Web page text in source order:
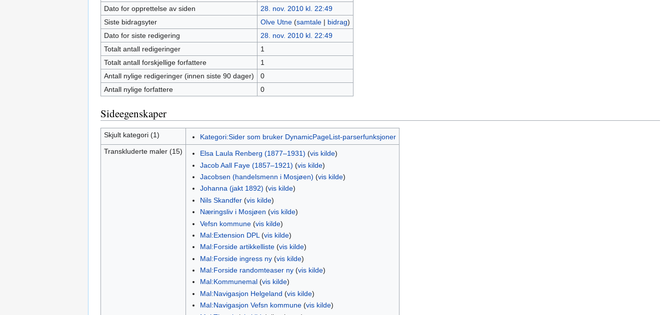
Dato for opprettelse av siden
28. nov. 2010 kl. 22:49
Siste bidragsyter
Olve Utne (samtale| bidrag)
Dato for siste redigering
28. nov. 2010 kl. 22:49
Totalt antall redigeringer
1
Totalt antall forskjellige forfattere
1
Antall nylige redigeringer (innen siste 90 dager)
0
Antall nylige forfattere
0
Sideegenskaper
Skjult kategori (1)
Kategori:Sider som bruker DynamicPageList-parserfunksjoner
Transkluderte maler (15)
Elsa Laula Renberg (1877–1931) (vis kilde)
Jacob Aall Faye (1857–1921) (vis kilde)
Jacobsen (handelsmenn i Mosjøen) (vis kilde)
Johanna (jakt 1892) (vis kilde)
Nils Skandfer(vis kilde)
Næringsliv i Mosjøen (vis kilde)
Vefsn kommune(vis kilde)
Mal:Extension DPL (vis kilde)
Mal:Forside artikkelliste(vis kilde)
Mal:Forside ingress ny(vis kilde)
Mal:Forside randomteaser ny(vis kilde)
Mal:Kommunemal(vis kilde)
Mal:Navigasjon Helgeland (vis kilde)
Mal:Navigasjon Vefsn kommune(vis kilde)